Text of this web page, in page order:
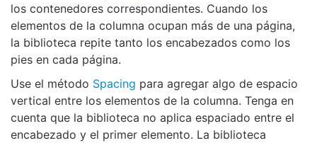
los contenedores correspondientes. Cuando los
elementos de la columna ocupan más de una página,
la biblioteca repite tanto los encabezados como los
pies en cada página.
Use el método Spacing para agregar algo de espacio
vertical entre los elementos de la columna. Tenga en
cuenta que la biblioteca no aplica espaciado entre el
encabezado y el primer elemento. La biblioteca